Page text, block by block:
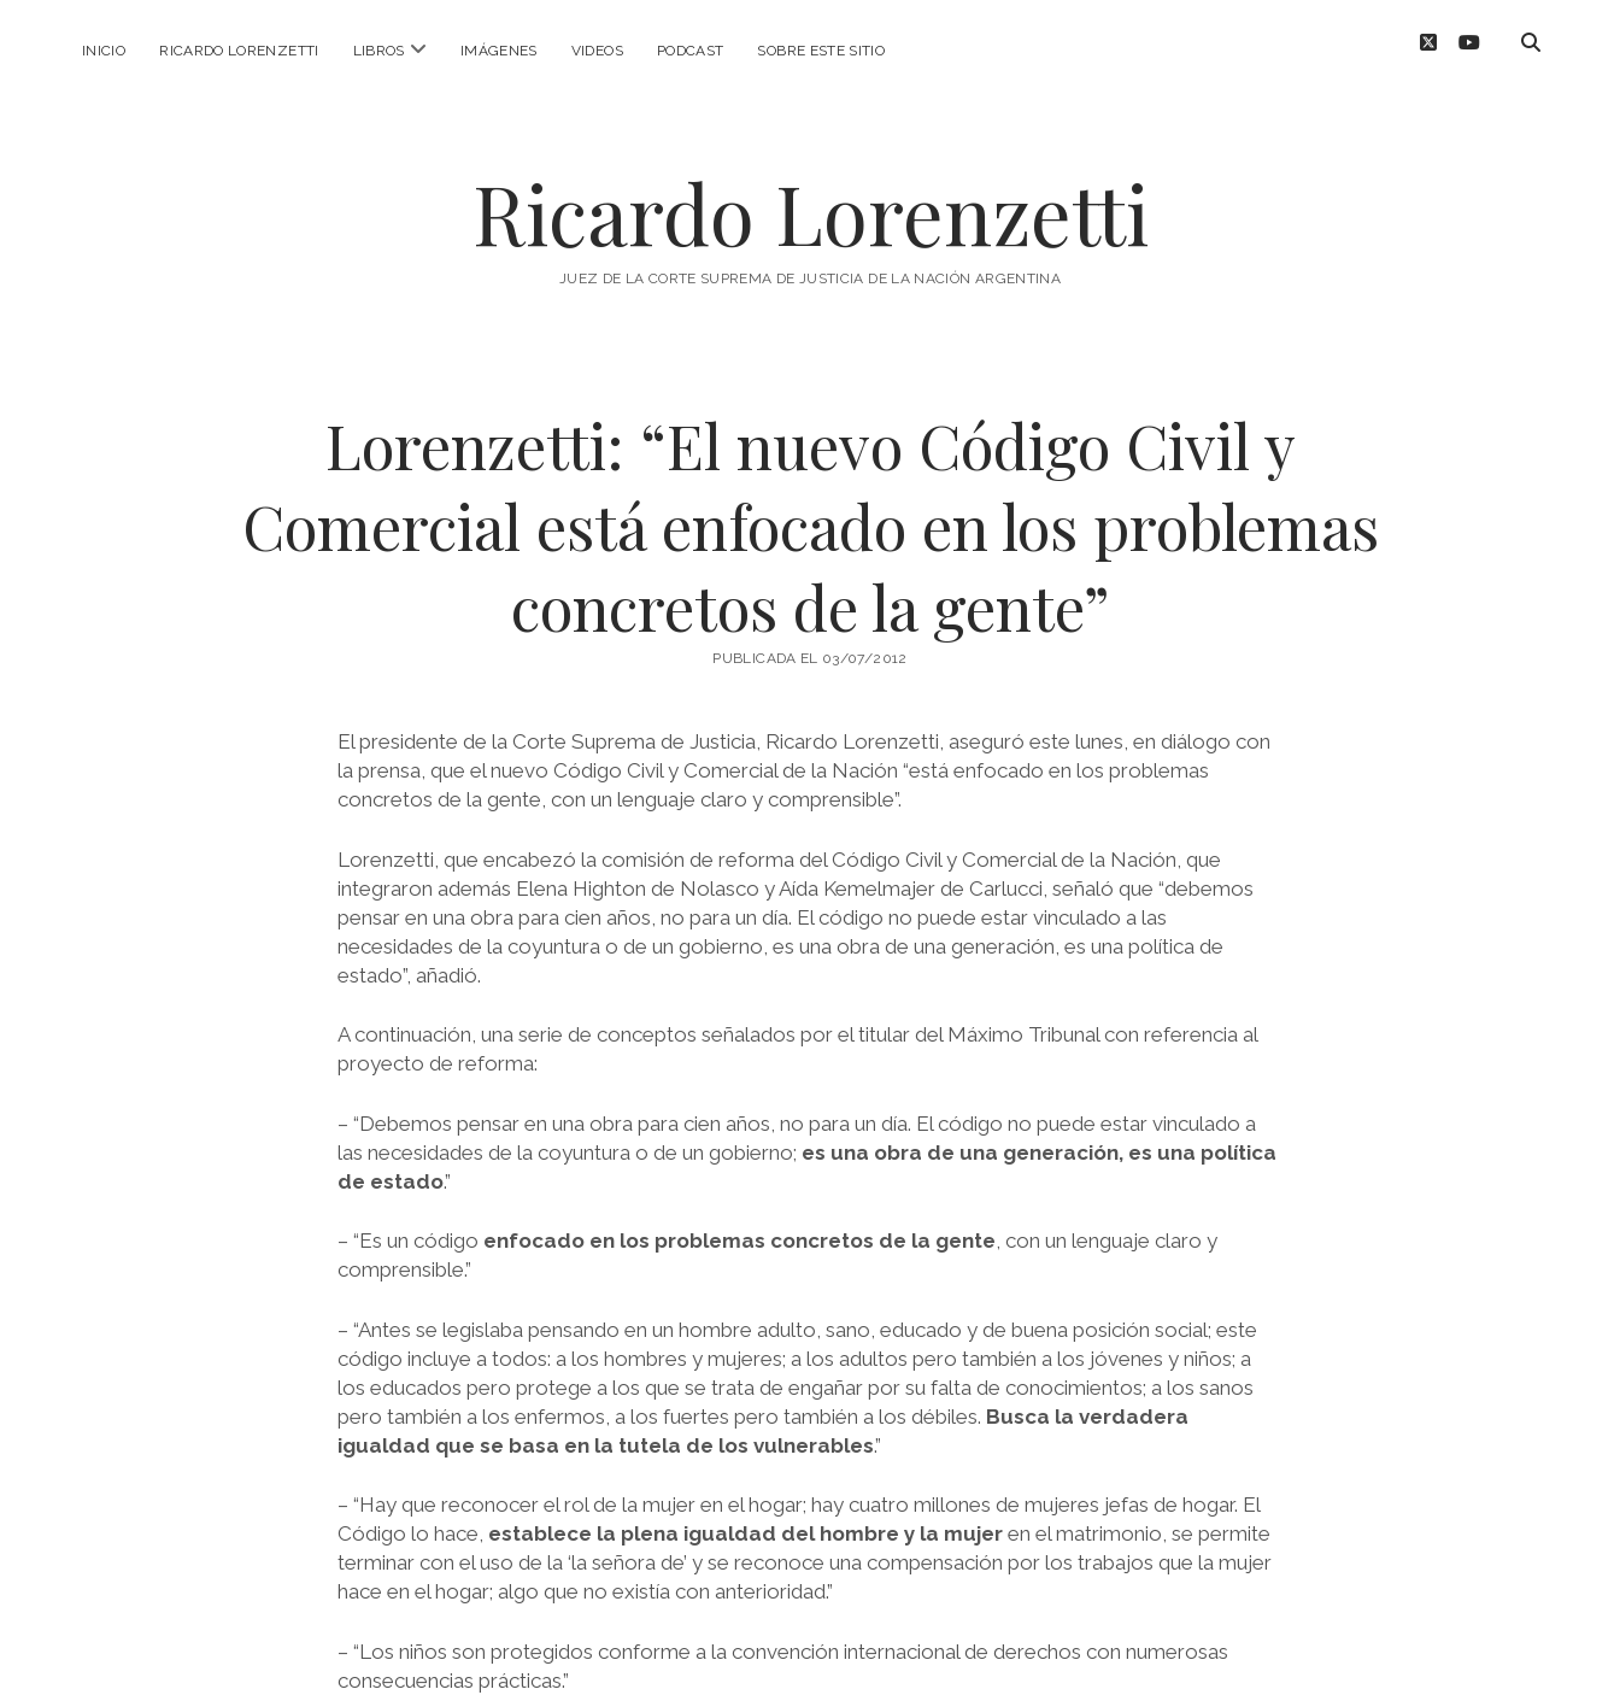
INICIO RICARDO LORENZETTI LIBROS abrir
IMÁGENES VIDEOS PODCAST SOBRE ESTE SITIO twitteryoutube
Ricardo Lorenzetti
JUEZ DE LA CORTE SUPREMA DE JUSTICIA DE LA NACIÓN ARGENTINA
Lorenzetti: “El nuevo Código Civil y
Comercial está enfocado en los problemas
concretos de la gente”
PUBLICADA EL 03/07/2012
El presidente de la Corte Suprema de Justicia, Ricardo Lorenzetti, aseguró este lunes, en diálogo con
la prensa, que el nuevo Código Civil y Comercial de la Nación “está enfocado en los problemas
concretos de la gente, con un lenguaje claro y comprensible”.
Lorenzetti, que encabezó la comisión de reforma del Código Civil y Comercial de la Nación, que
integraron además Elena Highton de Nolasco y Aída Kemelmajer de Carlucci, señaló que “debemos
pensar en una obra para cien años, no para un día. El código no puede estar vinculado a las
necesidades de la coyuntura o de un gobierno, es una obra de una generación, es una política de
estado”, añadió.
A continuación, una serie de conceptos señalados por el titular del Máximo Tribunal con referencia al
proyecto de reforma:
– “Debemos pensar en una obra para cien años, no para un día. El código no puede estar vinculado a
las necesidades de la coyuntura o de un gobierno; es una obra de una generación, es una política
de estado.”
– “Es un código enfocado en los problemas concretos de la gente, con un lenguaje claro y
comprensible.”
– “Antes se legislaba pensando en un hombre adulto, sano, educado y de buena posición social; este
código incluye a todos: a los hombres y mujeres; a los adultos pero también a los jóvenes y niños; a
los educados pero protege a los que se trata de engañar por su falta de conocimientos; a los sanos
pero también a los enfermos, a los fuertes pero también a los débiles. Busca la verdadera
igualdad que se basa en la tutela de los vulnerables.”
– “Hay que reconocer el rol de la mujer en el hogar; hay cuatro millones de mujeres jefas de hogar. El
Código lo hace, establece la plena igualdad del hombre y la mujeren el matrimonio, se permite
terminar con el uso de la ‘la señora de’ y se reconoce una compensación por los trabajos que la mujer
hace en el hogar; algo que no existía con anterioridad.”
– “Los niños son protegidos conforme a la convención internacional de derechos con numerosas
consecuencias prácticas.”